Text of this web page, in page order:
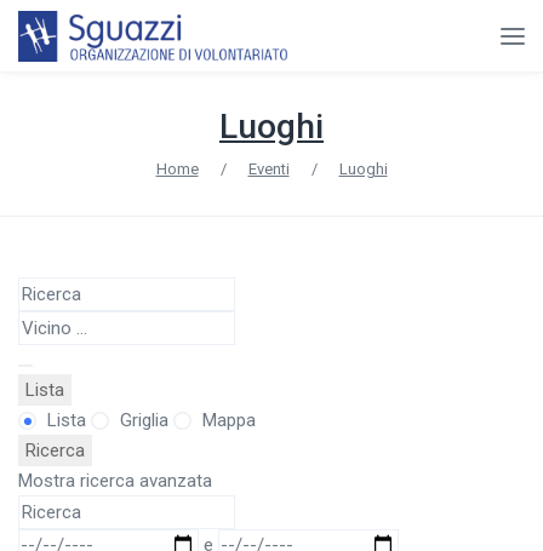
Luoghi
Home / Eventi / Luoghi
Ricerca
Vicino
Lista
Tipo
di
visualizzazione
dei
risultati
Lista Griglia
Mappa
Ricerca
Mostra ricerca avanzata
Ricerca
data
e